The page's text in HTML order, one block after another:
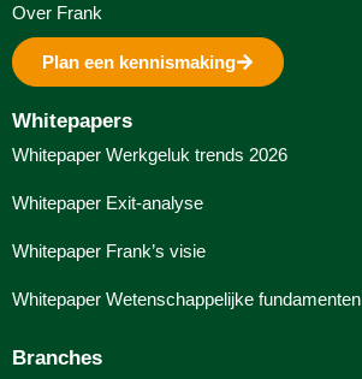
Over Frank
Plan een kennismaking
Whitepapers
Whitepaper Werkgeluk trends 2026
Whitepaper Exit-analyse
Whitepaper Frank’s visie
Whitepaper Wetenschappelijke fundamenten
Branches